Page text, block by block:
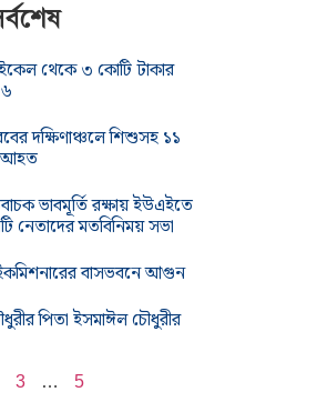
থেকে ৩ কোটি টাকার
দক্ষিণাঞ্চলে শিশুসহ ১১
আহত
ভাবমূর্তি রক্ষায় ইউএইতে
নেতাদের মতবিনিময় সভা
বাসভবনে আগুন
পিতা ইসমাঈল চৌধুরীর
3 … 5